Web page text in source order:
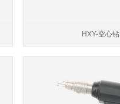
HXY-空心钻